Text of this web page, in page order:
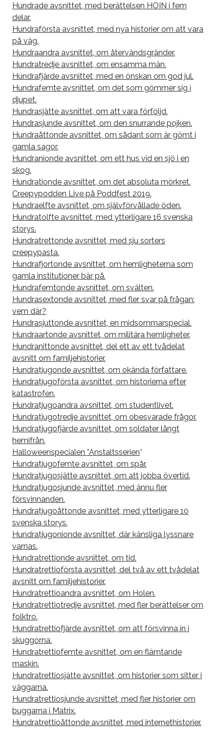
Hundrade avsnittet, med berättelsen HOIN i fem
delar.
Hundraförsta avsnittet, med nya historier om att vara
på väg.
Hundraandra avsnittet, om återvändsgränder.
Hundratredje avsnittet, om ensamma män.
Hundrafjärde avsnittet, med en önskan om god jul.
Hundrafemte avsnittet, om det som gömmer sig i
djupet.
Hundrasjätte avsnittet, om att vara förföljd.
Hundrasjunde avsnittet, om den snurrande pojken.
Hundraåttonde avsnittet, om sådant som är gömt i
gamla sagor.
Hundranionde avsnittet, om ett hus vid en sjö i en
skog.
Hundrationde avsnittet, om det absoluta mörkret.
Creepypodden Live på Poddfest 2019.
Hundraelfte avsnittet, om självförvållade öden.
Hundratolfte avsnittet, med ytterligare 16 svenska
storys.
Hundratrettonde avsnittet, med sju sorters
creepypasta.
Hundrafjortonde avsnittet, om hemligheterna som
gamla institutioner bär på.
Hundrafemtonde avsnittet, om svälten.
Hundrasextonde avsnittet, med fler svar på frågan:
vem där?
Hundrasjuttonde avsnittet, en midsommarspecial.
Hundraartonde avsnittet, om militära hemligheter.
Hundranittonde avsnittet, del ett av ett tvådelat
avsnitt om familjehistorier.
Hundratjugonde avsnittet, om okända författare.
Hundratjugoförsta avsnittet, om historierna efter
katastrofen.
Hundratjugoandra avsnittet, om studentlivet.
Hundratjugotredje avsnittet, om obesvarade frågor.
Hundratjugofjärde avsnittet, om soldater långt
hemifrån.
Halloweenspecialen ”Anstaltsserien”
Hundratjugofemte avsnittet, om spår.
Hundratjugosjätte avsnittet, om att jobba övertid.
Hundratjugosjunde avsnittet, med ännu fler
försvinnanden.
Hundratjugoåttonde avsnittet, med ytterligare 10
svenska storys.
Hundratjugonionde avsnittet, där känsliga lyssnare
varnas.
Hundratrettionde avsnittet, om tid.
Hundratrettioförsta avsnittet, del två av ett tvådelat
avsnitt om familjehistorier.
Hundratrettioandra avsnittet, om Holen.
Hundratrettiotredje avsnittet, med fler berättelser om
folktro.
Hundratrettiofjärde avsnittet, om att försvinna in i
skuggorna.
Hundratrettiofemte avsnittet, om en flämtande
maskin.
Hundratrettiosjätte avsnittet, om historier som sitter i
väggarna.
Hundratrettiosjunde avsnittet, med fler historier om
buggarna i Matrix.
Hundratrettioåttonde avsnittet, med internethistorier.